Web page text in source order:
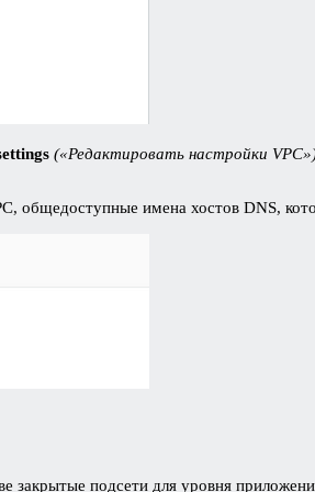
(«Редактировать настройки
общедоступные имена хостов DNS,
закрытые подсети для уровня